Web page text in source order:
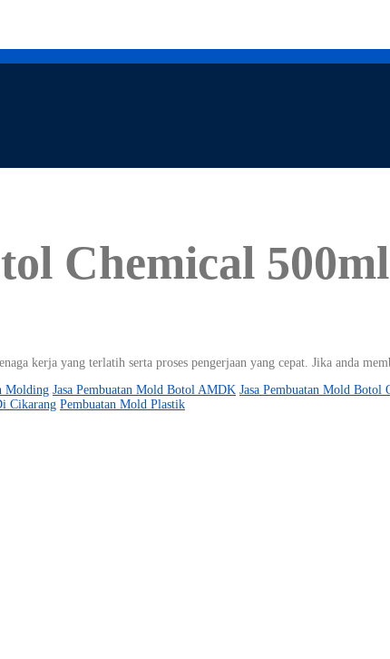
Chemical 500ml
kerja yang terlatih serta proses pengerjaan yang cepat. Jika anda
Molding Jasa Pembuatan Mold Botol AMDK Jasa Pembuatan Mold Botol
Cikarang Pembuatan Mold Plastik